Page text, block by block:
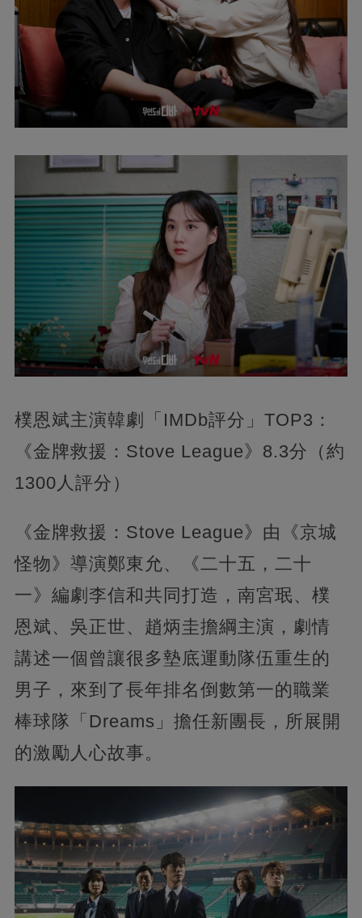
樸恩斌主演韓劇「IMDb評分」TOP3：
《金牌救援：Stove League》8.3分（約
1300人評分）
《金牌救援：Stove League》由《京城
怪物》導演鄭東允、《二十五，二十
一》編劇李信和共同打造，南宮珉、樸
恩斌、吳正世、趙炳圭擔綱主演，劇情
講述一個曾讓很多墊底運動隊伍重生的
男子，來到了長年排名倒數第一的職業
棒球隊「Dreams」擔任新團長，所展開
的激勵人心故事。